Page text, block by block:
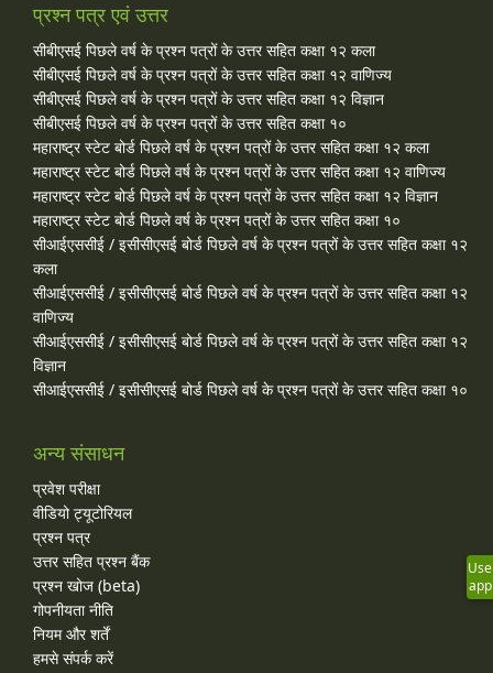
प्रश्न पत्र एवं उत्तर
सीबीएसई पिछले वर्ष के प्रश्न पत्रों के उत्तर सहित कक्षा १२ कला
सीबीएसई पिछले वर्ष के प्रश्न पत्रों के उत्तर सहित कक्षा १२ वाणिज्य
सीबीएसई पिछले वर्ष के प्रश्न पत्रों के उत्तर सहित कक्षा १२ विज्ञान
सीबीएसई पिछले वर्ष के प्रश्न पत्रों के उत्तर सहित कक्षा १०
महाराष्ट्र स्टेट बोर्ड पिछले वर्ष के प्रश्न पत्रों के उत्तर सहित कक्षा १२ कला
महाराष्ट्र स्टेट बोर्ड पिछले वर्ष के प्रश्न पत्रों के उत्तर सहित कक्षा १२ वाणिज्य
महाराष्ट्र स्टेट बोर्ड पिछले वर्ष के प्रश्न पत्रों के उत्तर सहित कक्षा १२ विज्ञान
महाराष्ट्र स्टेट बोर्ड पिछले वर्ष के प्रश्न पत्रों के उत्तर सहित कक्षा १०
सीआईएससीई / इसीसीएसई बोर्ड पिछले वर्ष के प्रश्न पत्रों के उत्तर सहित कक्षा १२
कला
सीआईएससीई / इसीसीएसई बोर्ड पिछले वर्ष के प्रश्न पत्रों के उत्तर सहित कक्षा १२
वाणिज्य
सीआईएससीई / इसीसीएसई बोर्ड पिछले वर्ष के प्रश्न पत्रों के उत्तर सहित कक्षा १२
विज्ञान
सीआईएससीई / इसीसीएसई बोर्ड पिछले वर्ष के प्रश्न पत्रों के उत्तर सहित कक्षा १०
अन्य संसाधन
प्रवेश परीक्षा
वीडियो ट्यूटोरियल
प्रश्न पत्र
उत्तर सहित प्रश्न बैंक
प्रश्न खोज (beta)
गोपनीयता नीति
नियम और शर्तें
हमसे संपर्क करें
Use
app